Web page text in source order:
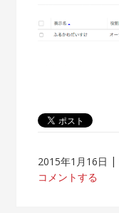
2015年1月16日
コメントする